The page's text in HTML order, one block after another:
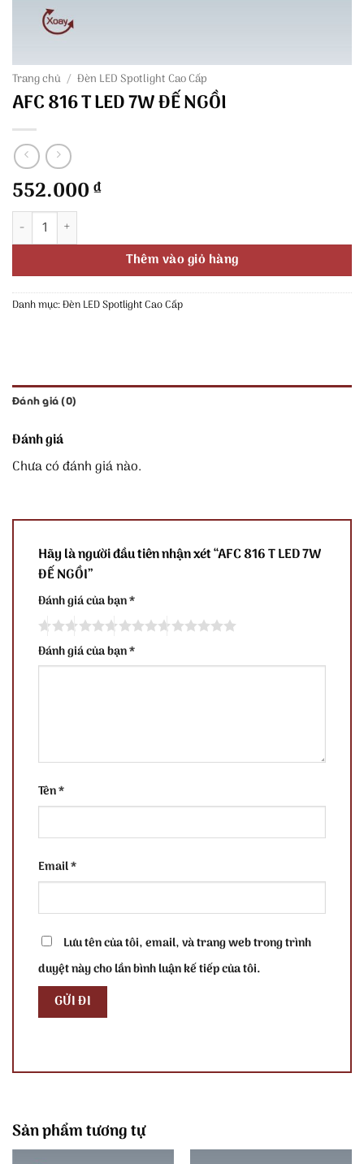
Trang chủ / Đèn LED Spotlight Cao Cấp
AFC 816 T LED 7W ĐẾ NGỒI
552.000 ₫
AFC 816 T LED 7W ĐẾ NGỒI số lượng
Thêm vào giỏ hàng
Danh mục:Đèn LED Spotlight Cao Cấp
Đánh giá (0)
Đánh giá
Chưa có đánh giá nào.
Hãy là người đầu tiên nhận xét “AFC 816 T LED 7W
ĐẾ NGỒI”
Đánh giá của bạn*
Đánh giá của bạn*
Tên*
Email*
Lưu tên của tôi, email, và trang web trong trình
duyệt này cho lần bình luận kế tiếp của tôi.
Sản phẩm tương tự